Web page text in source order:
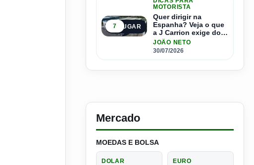
5º LUGAR
7
MOTORISTA
Quer dirigir na
Espanha? Veja o que
a J Carrion exige dos
brasileiros
JOÃO NETO
30/07/2026
Mercado
MOEDAS E BOLSA
DOLAR EURO